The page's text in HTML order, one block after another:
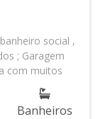
social ,
; Garagem
com muitos
e comercio
Banheiros